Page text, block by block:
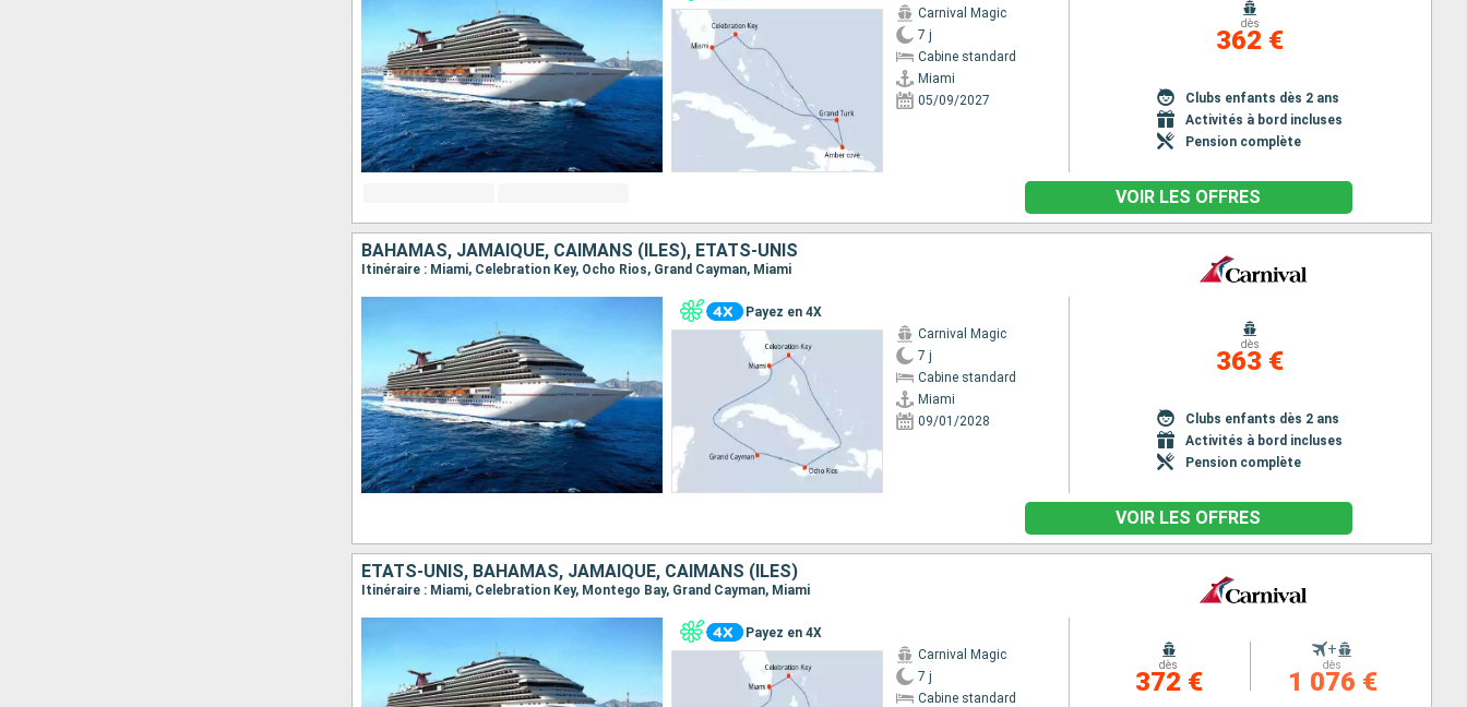
Carnival Magic
7 j
Cabine standard
Miami
05/09/2027
dès
362 €
Clubs enfants dès 2 ans
Activités à bord incluses
Pension complète
VOIR LES OFFRES
BAHAMAS, JAMAÏQUE, CAÏMANS (ÎLES), ÉTATS-UNIS
Itinéraire : Miami, Celebration Key, Ocho Rios, Grand Cayman, Miami
Payez en 4X
Carnival Magic
7 j
Cabine standard
Miami
09/01/2028
dès
363 €
Clubs enfants dès 2 ans
Activités à bord incluses
Pension complète
VOIR LES OFFRES
ÉTATS-UNIS, BAHAMAS, JAMAÏQUE, CAÏMANS (ÎLES)
Itinéraire : Miami, Celebration Key, Montego Bay, Grand Cayman, Miami
Payez en 4X
Carnival Magic
7 j
Cabine standard
dès
372 €
+
dès
1 076 €